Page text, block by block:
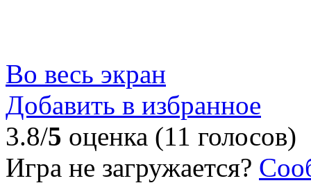
Во весь экран
Добавить в избранное
3.8/5 оценка (11 голосов)
Игра не загружается?